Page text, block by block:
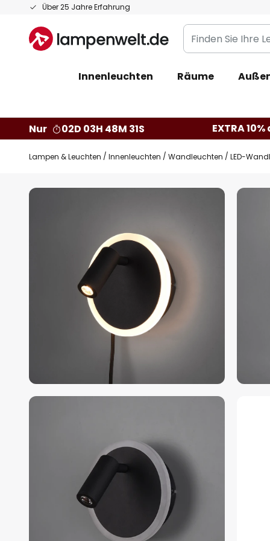
Über 25 Jahre Erfahrung
Zum
springen
Finden
Sie
Leuchte...
Innenleuchten Räume
Nur 02D 03H 48M 30S EXTRA
Lampen & Leuchten Innenleuchten Wandleuchten LED-
Zum